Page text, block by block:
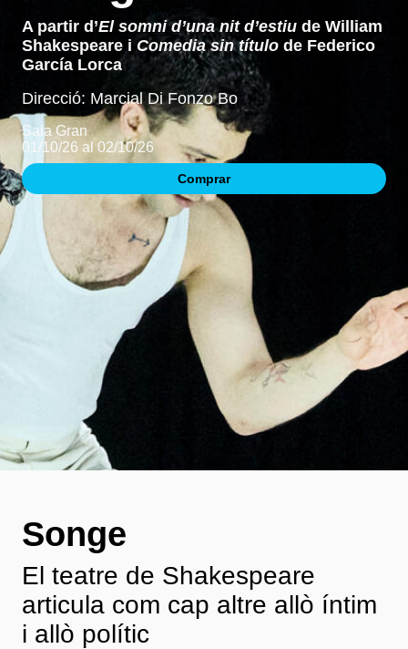
A partir d’El somni d’una nit d’estiu de William
Shakespeare i Comedia sin título de Federico
García Lorca
Direcció: Marcial Di Fonzo Bo
Sala Gran
01/10/26 al 02/10/26
Comprar
Songe
El teatre de Shakespeare
articula com cap altre allò íntim
i allò polític